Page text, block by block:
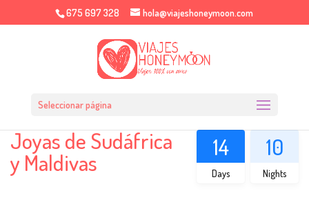
675 697 328 hola@viajeshoneymoon.com
Seleccionar página
Joyas de Sudáfrica
y Maldivas
14
Days
10
Nights